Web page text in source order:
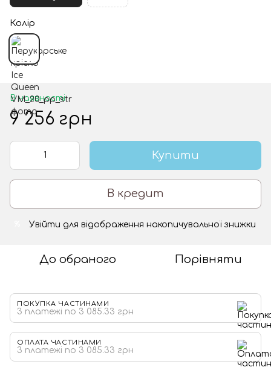
Колір
В наявності
9 256 грн
Купити
В кредит
Увійти для відображення накопичувальної знижки
До обраного Порівняти
ПОКУПКА ЧАСТИНАМИ
3 платежі по 3 085.33 грн
ОПЛАТА ЧАСТИНАМИ
3 платежі по 3 085.33 грн